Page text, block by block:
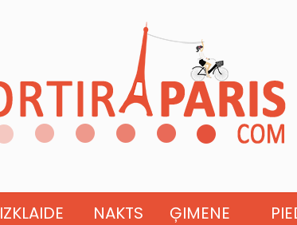
IZKLAIDE NAKTS ĢIMENE